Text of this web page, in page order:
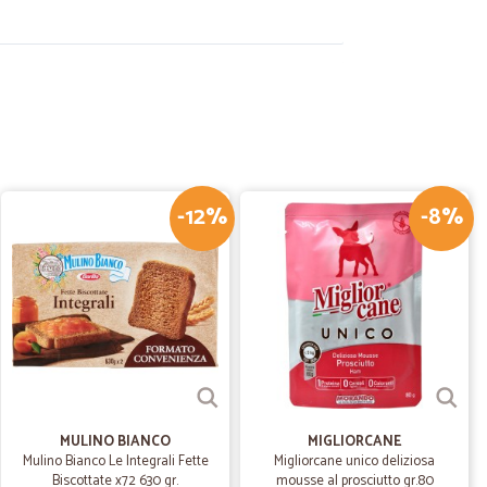
16/06/2020
prezzo
07/06/2020
come…
-12%
MULINO BIANCO
Mulino Bianco Le Integrali Fette
Biscottate x72 630 gr.
-8%
MIGLIORCANE
Migliorcane unico deliziosa
mousse al prosciutto gr.80